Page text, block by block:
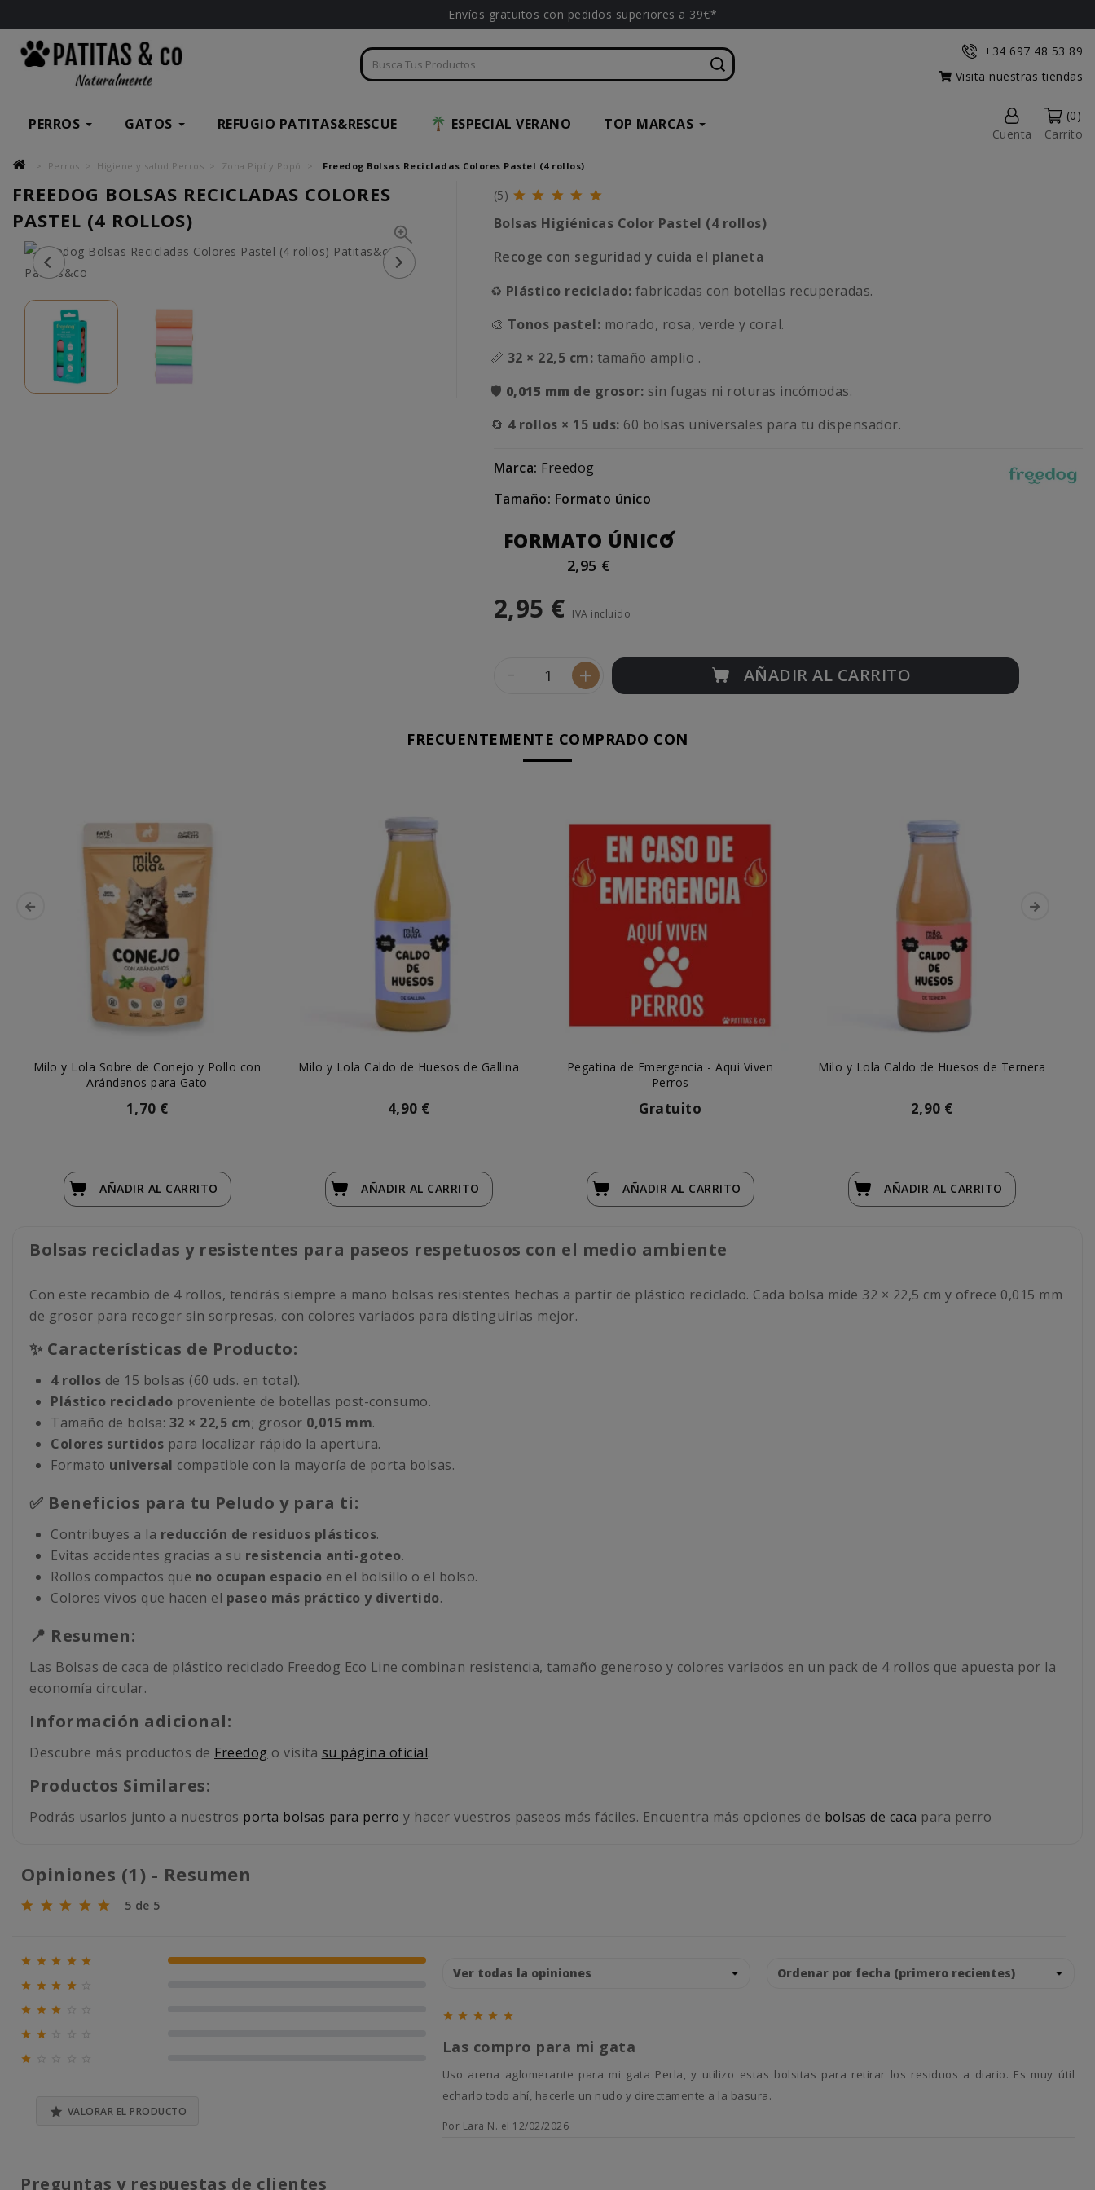
Envíos gratuitos con pedidos superiores a 39€*
+34 697 48 53 89
Visita nuestras tiendas
PERROS GATOS REFUGIO PATITAS&RESCUE ESPECIAL VERANO TOP MARCAS
Cuenta
(0)
Carrito
Perros Higiene y salud Perros Zona Pipí y Popó Freedog Bolsas Recicladas Colores Pastel (4 rollos)
FREEDOG BOLSAS RECICLADAS COLORES
PASTEL (4 ROLLOS)
(5)
Bolsas Higiénicas Color Pastel (4 rollos)
Recoge con seguridad y cuida el planeta
♻️ Plástico reciclado: fabricadas con botellas recuperadas.
🎨 Tonos pastel: morado, rosa, verde y coral.
📏 32 × 22,5 cm: tamaño amplio .
🛡️ 0,015 mm de grosor: sin fugas ni roturas incómodas.
🔄 4 rollos × 15 uds: 60 bolsas universales para tu dispensador.
Marca: Freedog
Tamaño: Formato único
FORMATO ÚNICO
2,95 €
2,95 € IVA incluido
- + AÑADIR AL CARRITO
FRECUENTEMENTE COMPRADO CON
Milo y Lola Sobre de Conejo y Pollo con
Arándanos para Gato
1,70 €
AÑADIR AL CARRITO
Milo y Lola Caldo de Huesos de Gallina
4,90 €
AÑADIR AL CARRITO
Pegatina de Emergencia - Aqui Viven
Perros
Gratuito
AÑADIR AL CARRITO
Milo y Lola Caldo de Huesos de Ternera
2,90 €
AÑADIR AL CARRITO
Bolsas recicladas y resistentes para paseos respetuosos con el medio ambiente
Con este recambio de 4 rollos, tendrás siempre a mano bolsas resistentes hechas a partir de plástico reciclado. Cada bolsa mide 32 × 22,5 cm y ofrece 0,015 mm
de grosor para recoger sin sorpresas, con colores variados para distinguirlas mejor.
✨ Características de Producto:
4 rollos de 15 bolsas (60 uds. en total).
Plástico reciclado proveniente de botellas post-consumo.
Tamaño de bolsa: 32 × 22,5 cm; grosor 0,015 mm.
Colores surtidos para localizar rápido la apertura.
Formato universal compatible con la mayoría de porta bolsas.
✅ Beneficios para tu Peludo y para ti:
Contribuyes a la reducción de residuos plásticos.
Evitas accidentes gracias a su resistencia anti-goteo.
Rollos compactos que no ocupan espacio en el bolsillo o el bolso.
Colores vivos que hacen el paseo más práctico y divertido.
📍 Resumen:
Las Bolsas de caca de plástico reciclado Freedog Eco Line combinan resistencia, tamaño generoso y colores variados en un pack de 4 rollos que apuesta por la
economía circular.
Información adicional:
Descubre más productos de Freedog o visita su página oficial.
Productos Similares:
Podrás usarlos junto a nuestros porta bolsas para perro y hacer vuestros paseos más fáciles. Encuentra más opciones de bolsas de caca para perro
Opiniones (1) - Resumen
5 de 5
     100% (1)
   
  
 

 VALORAR EL PRODUCTO
    
Las compro para mi gata
Uso arena aglomerante para mi gata Perla, y utilizo estas bolsitas para retirar los residuos a diario. Es muy útil
echarlo todo ahí, hacerle un nudo y directamente a la basura.
Por Lara N. el 12/02/2026
Preguntas y respuestas de clientes